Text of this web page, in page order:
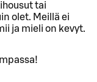
tai
olet. Meillä ei
ja mieli on kevyt.